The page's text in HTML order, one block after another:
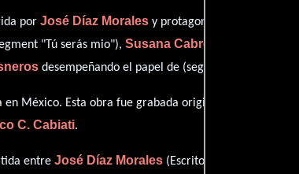
porJosé Díaz Morales y protagonizada por
"Tú serás mio"),Susana Cabrera
desempeñando el papel de (segment "Seducción,
en México. Esta obra fue grabada originalmente con
C. Cabiati.
entreJosé Díaz Morales (Escritor),